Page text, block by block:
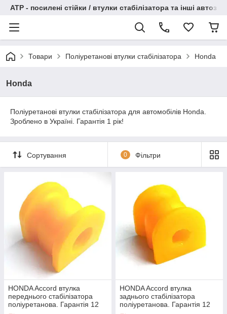
АТР - посилені стійки / втулки стабілізатора та інші
Товари Поліуретанові втулки стабілізатора Honda
Honda
Поліуретанові втулки стабілізатора для автомобілів Honda.
Зроблено в Україні. Гарантія 1 рік!
Сортування 0 Фільтри
HONDA Accord втулка
переднього стабілізатора
поліуретанова. Гарантія 12
HONDA Accord втулка
заднього стабілізатора
поліуретанова. Гарантія 12